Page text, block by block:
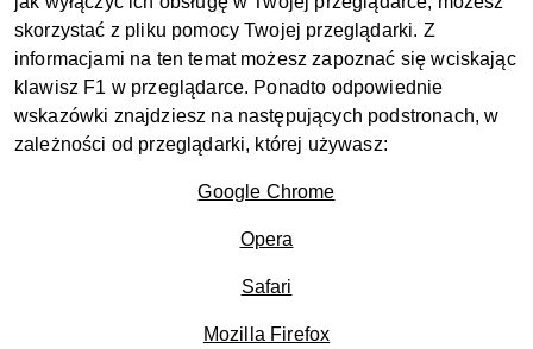
skorzystać z pliku pomocy Twojej przeglądarki. Z
informacjami na ten temat możesz zapoznać się wciskając
klawisz F1 w przeglądarce. Ponadto odpowiednie
wskazówki znajdziesz na następujących podstronach, w
zależności od przeglądarki, której używasz:
Google Chrome
Opera
Safari
Mozilla Firefox